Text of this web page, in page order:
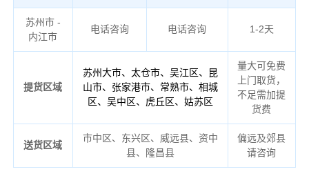
苏州市 -
内江市
电话咨询 电话咨询 1-2天
提货区域
苏州大市、太仓市、吴江区、昆
山市、张家港市、常熟市、相城
区、吴中区、虎丘区、姑苏区
量大可免费
上门取货，
不足需加提
货费
送货区域
市中区、东兴区、威远县、资中
县、隆昌县
偏远及郊县
请咨询